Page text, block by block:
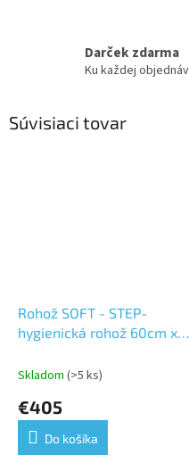
Darček zdarma
Ku každej
Súvisiaci tovar
Rohož SOFT - STEP-
hygienická rohož 60cm x
Skladom (>5 ks)
€405
Do košíka